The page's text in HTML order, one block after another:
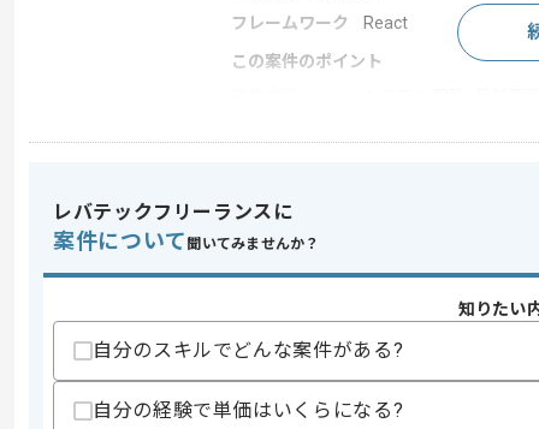
フレームワーク
React
この案件のポイント
スキル
求めるスキル
・Linuxサーバ運用、スクリプト作成
・トラブルシューティング・障害調査
歓迎スキル
・放送、映像伝送システムに関する開発
レバテックフリーランスに
案件について 聞いてみませんか？
知りたい
自分のスキルでどんな案件がある?
自分の経験で単価はいくらになる?